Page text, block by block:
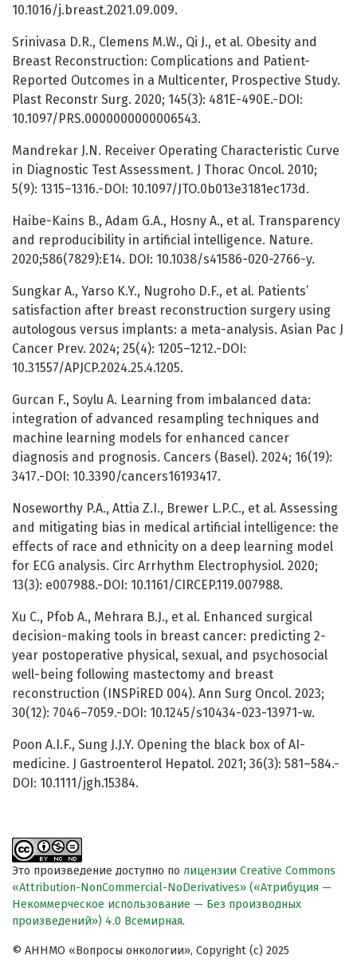
10.1016/j.breast.2021.09.009.
Srinivasa D.R., Clemens M.W., Qi J., et al. Obesity and
Breast Reconstruction: Complications and Patient-
Reported Outcomes in a Multicenter, Prospective Study.
Plast Reconstr Surg. 2020; 145(3): 481E-490E.-DOI:
10.1097/PRS.0000000000006543.
Mandrekar J.N. Receiver Operating Characteristic Curve
in Diagnostic Test Assessment. J Thorac Oncol. 2010;
5(9): 1315–1316.-DOI: 10.1097/JTO.0b013e3181ec173d.
Haibe-Kains B., Adam G.A., Hosny A., et al. Transparency
and reproducibility in artificial intelligence. Nature.
2020;586(7829):E14. DOI: 10.1038/s41586-020-2766-y.
Sungkar A., Yarso K.Y., Nugroho D.F., et al. Patients’
satisfaction after breast reconstruction surgery using
autologous versus implants: a meta-analysis. Asian Pac J
Cancer Prev. 2024; 25(4): 1205–1212.-DOI:
10.31557/APJCP.2024.25.4.1205.
Gurcan F., Soylu A. Learning from imbalanced data:
integration of advanced resampling techniques and
machine learning models for enhanced cancer
diagnosis and prognosis. Cancers (Basel). 2024; 16(19):
3417.-DOI: 10.3390/cancers16193417.
Noseworthy P.A., Attia Z.I., Brewer L.P.C., et al. Assessing
and mitigating bias in medical artificial intelligence: the
effects of race and ethnicity on a deep learning model
for ECG analysis. Circ Arrhythm Electrophysiol. 2020;
13(3): e007988.-DOI: 10.1161/CIRCEP.119.007988.
Xu C., Pfob A., Mehrara B.J., et al. Enhanced surgical
decision-making tools in breast cancer: predicting 2-
year postoperative physical, sexual, and psychosocial
well-being following mastectomy and breast
reconstruction (INSPiRED 004). Ann Surg Oncol. 2023;
30(12): 7046–7059.-DOI: 10.1245/s10434-023-13971-w.
Poon A.I.F., Sung J.J.Y. Opening the black box of AI-
medicine. J Gastroenterol Hepatol. 2021; 36(3): 581–584.-
DOI: 10.1111/jgh.15384.
Это произведение доступно по лицензии Creative Commons
«Attribution-NonCommercial-NoDerivatives» («Атрибуция —
Некоммерческое использование — Без производных
произведений») 4.0 Всемирная.
© АННМО «Вопросы онкологии», Copyright (c) 2025